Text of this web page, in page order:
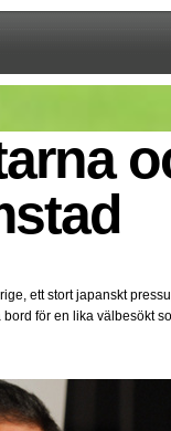
ett stort japanskt
för en lika välbesökt